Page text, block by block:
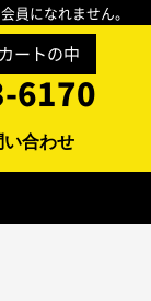
員になれません。
カートの中
6170
い合わせ